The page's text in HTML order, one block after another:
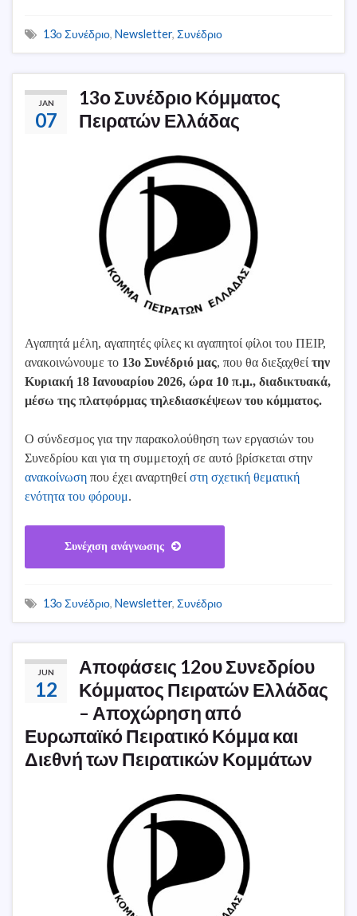
13ο Συνέδριο, Newsletter, Συνέδριο
JAN
07
13ο Συνέδριο Κόμματος
Πειρατών Ελλάδας
Αγαπητά μέλη, αγαπητές φίλες κι αγαπητοί φίλοι του ΠΕΙΡ,
ανακοινώνουμε το 13ο Συνέδριό μας, που θα διεξαχθεί την
Κυριακή 18 Ιανουαρίου 2026, ώρα 10 π.μ., διαδικτυακά,
μέσω της πλατφόρμας τηλεδιασκέψεων του κόμματος.
Ο σύνδεσμος για την παρακολούθηση των εργασιών του
Συνεδρίου και για τη συμμετοχή σε αυτό βρίσκεται στην
ανακοίνωση που έχει αναρτηθεί στη σχετική θεματική
ενότητα του φόρουμ.
Συνέχιση ανάγνωσης
13ο Συνέδριο, Newsletter, Συνέδριο
JUN
12
Αποφάσεις 12ου Συνεδρίου
Κόμματος Πειρατών Ελλάδας
– Αποχώρηση από
Ευρωπαϊκό Πειρατικό Κόμμα και
Διεθνή των Πειρατικών Κομμάτων